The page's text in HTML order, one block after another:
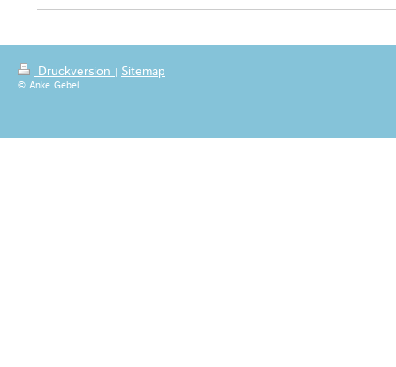
Druckversion| Sitemap
© Anke Gebel